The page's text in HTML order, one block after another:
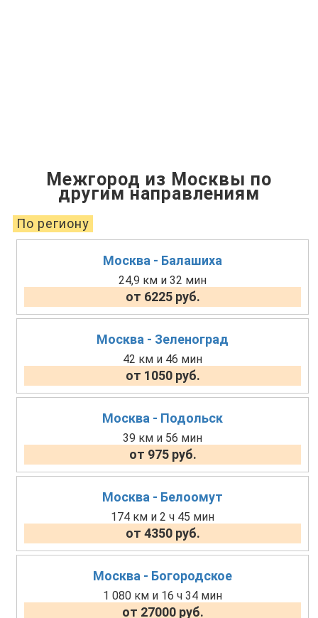
Межгород из Москвы по
другим направлениям
По региону
Москва - Балашиха
24,9 км и 32 мин
от 6225 руб.
Москва - Зеленоград
42 км и 46 мин
от 1050 руб.
Москва - Подольск
39 км и 56 мин
от 975 руб.
Москва - Белоомут
174 км и 2 ч 45 мин
от 4350 руб.
Москва - Богородское
1 080 км и 16 ч 34 мин
от 27000 руб.